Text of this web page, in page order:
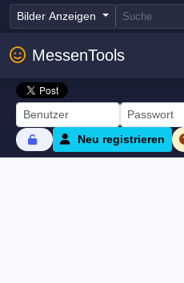
Bilder Anzeigen
MessenTools
Neu registrieren